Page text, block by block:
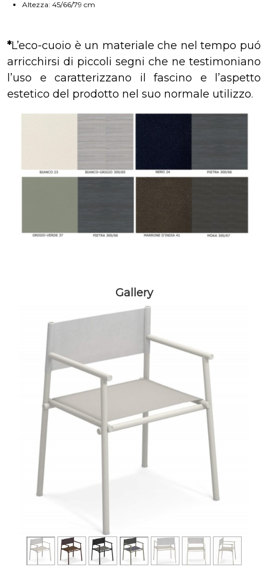
Altezza: 45/66/79 cm
*L’eco-cuoio è un materiale che nel tempo puó
arricchirsi di piccoli segni che ne testimoniano
l’uso e caratterizzano il fascino e l’aspetto
estetico del prodotto nel suo normale utilizzo.
Gallery